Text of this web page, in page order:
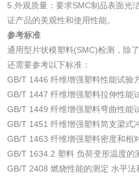
5.外观质量：要求SMC制品表面光
证产品的美观性和使用性能。
参考标准
通用型片状模塑料(SMC)检测，除
还需要参考以下标准：
GB/T 1446 纤维增强塑料性能试验
GB/T 1447 纤维增强塑料拉伸性能
GB/T 1449 纤维增强塑料弯曲性能
GB/T 1451 纤维增强塑料简支梁式
GB/T 1463 纤维增强塑料密度和相
GB/T 1634.2 塑料 负荷变形温度的
GB/T 2408 燃烧性能的测定 水平法
检测
木质净水用
检测
农药肥料
化肥检
有机肥